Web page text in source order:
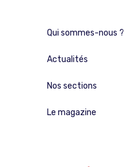
Qui sommes-nous ?
Actualités
Nos sections
Le magazine